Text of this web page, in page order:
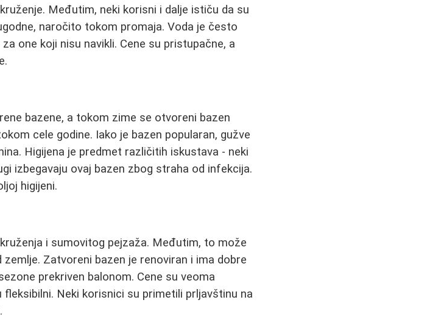
Međutim, neki korisni i dalje ističu da su
naročito tokom promaja. Voda je često
one koji nisu navikli. Cene su pristupačne, a
bazene, a tokom zime se otvoreni bazen
cele godine. Iako je bazen popularan, gužve
Higijena je predmet različitih iskustava - neki
izbegavaju ovaj bazen zbog straha od infekcija.
higijeni.
i sumovitog pejzaža. Međutim, to može
Zatvoreni bazen je renoviran i ima dobre
prekriven balonom. Cene su veoma
Neki korisnici su primetili prljavštinu na